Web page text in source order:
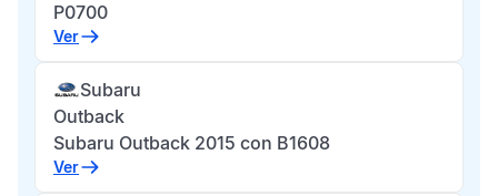
P0700
Ver
Subaru
Outback
Subaru Outback 2015 con B1608
Ver